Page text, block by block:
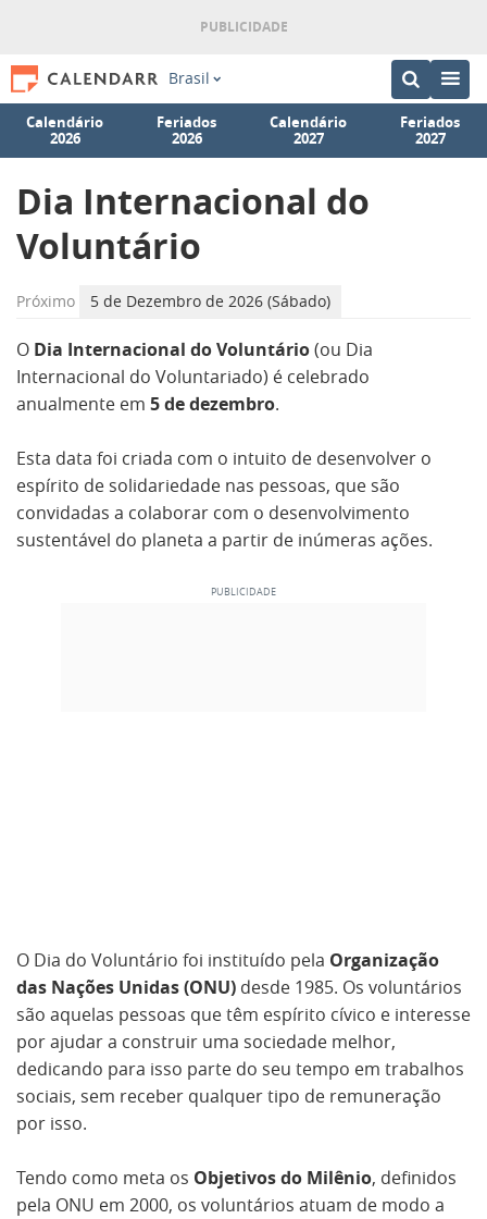
Brasil
Calendário
2026
Feriados
2026
Calendário
2027
Feriados
2027
Dia Internacional do
Voluntário
Próximo 5 de Dezembro de 2026 (Sábado)
O Dia Internacional do Voluntário(ou Dia
Internacional do Voluntariado) é celebrado
anualmente em 5 de dezembro.
Esta data foi criada com o intuito de desenvolver o
espírito de solidariedade nas pessoas, que são
convidadas a colaborar com o desenvolvimento
sustentável do planeta a partir de inúmeras ações.
O Dia do Voluntário foi instituído pela Organização
das Nações Unidas (ONU) desde 1985. Os voluntários
são aquelas pessoas que têm espírito cívico e interesse
por ajudar a construir uma sociedade melhor,
dedicando para isso parte do seu tempo em trabalhos
sociais, sem receber qualquer tipo de remuneração
por isso.
Tendo como meta os Objetivos do Milênio, definidos
pela ONU em 2000, os voluntários atuam de modo a